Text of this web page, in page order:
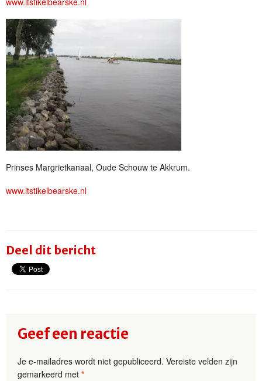
Prinses Margrietkanaal, Oude Schouw te Akkrum.
www.itstikelbearske.nl
Deel dit bericht
Geef een reactie
Je e-mailadres wordt niet gepubliceerd. Vereiste velden zijn
gemarkeerd met *